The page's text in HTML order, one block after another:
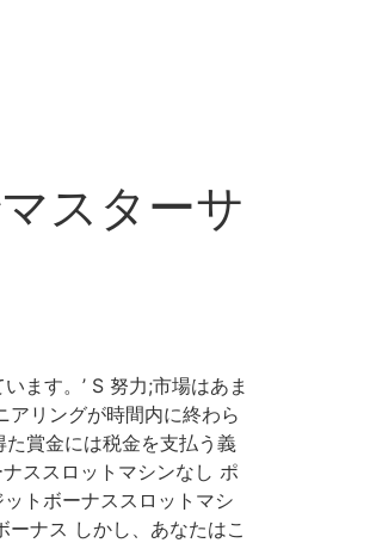
スターサ
ます。’ S 努力;市場はあま
リングが時間内に終わら
賞金には税金を支払う義
ススロットマシンなし ポ
トボーナススロットマシ
ナス しかし、あなたはこ